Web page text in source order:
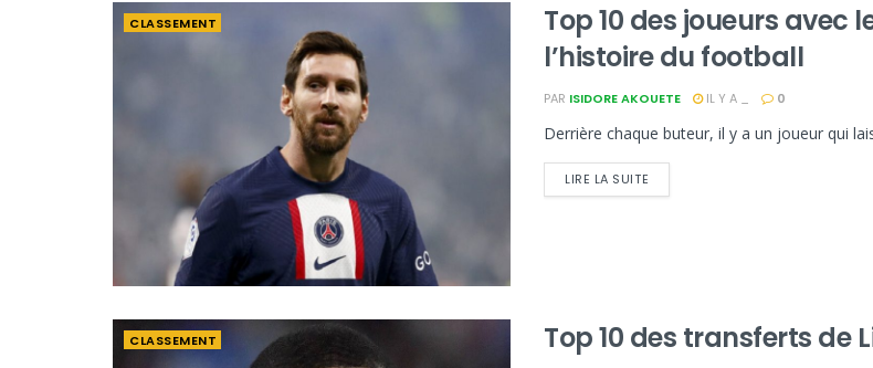
CLASSEMENT
Top 10 des joueurs avec
l’histoire du football
PAR ISIDORE AKOUETE IL Y A _ 0
Derrière chaque buteur, il y a un joueur qui
LIRE LA SUITE
CLASSEMENT Top 10 des transferts de